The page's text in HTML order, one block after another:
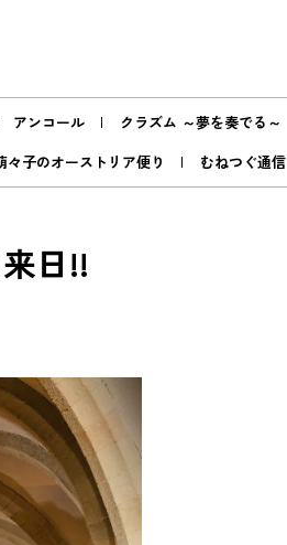
アンコール クラズム ～夢を奏でる～
々子のオーストリア便り むねつぐ通信
日!!